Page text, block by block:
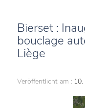
Bierset :
bouclage
Liège
Veröffentlicht am :